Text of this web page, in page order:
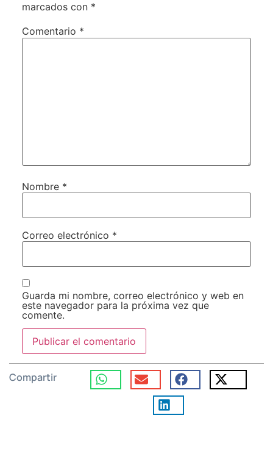
marcados con *
Comentario *
Nombre *
Correo electrónico *
Guarda mi nombre, correo electrónico y web en
este navegador para la próxima vez que
comente.
Compartir